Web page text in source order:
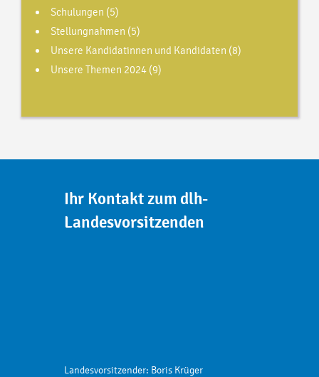
Schulungen (5)
Stellungnahmen (5)
Unsere Kandidatinnen und Kandidaten (8)
Unsere Themen 2024 (9)
Ihr Kontakt zum dlh-
Landesvorsitzenden
Landesvorsitzender: Boris Krüger